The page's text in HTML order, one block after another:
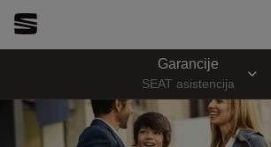
Garancije
SEAT asistencija